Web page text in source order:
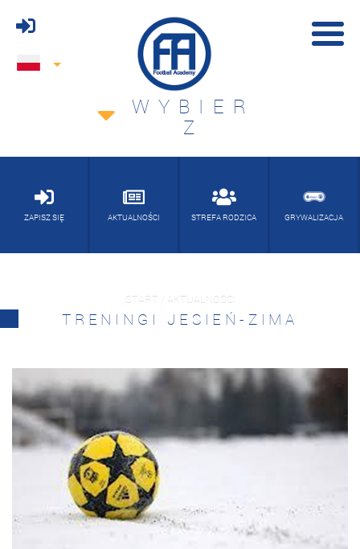
WYBIER
Z
ZAPISZ SIĘ AKTUALNOŚCI STREFA RODZICA GRYWALIZACJA
START / AKTUALNOŚCI
TRENINGI JESIEŃ-ZIMA